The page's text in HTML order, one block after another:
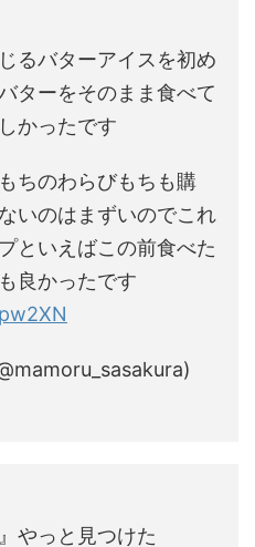
るバターアイスを初め
ターをそのまま食べて
かったです
ちのわらびもちも購
いのはまずいのでこれ
といえばこの前食べた
良かったです
やっと見つけた